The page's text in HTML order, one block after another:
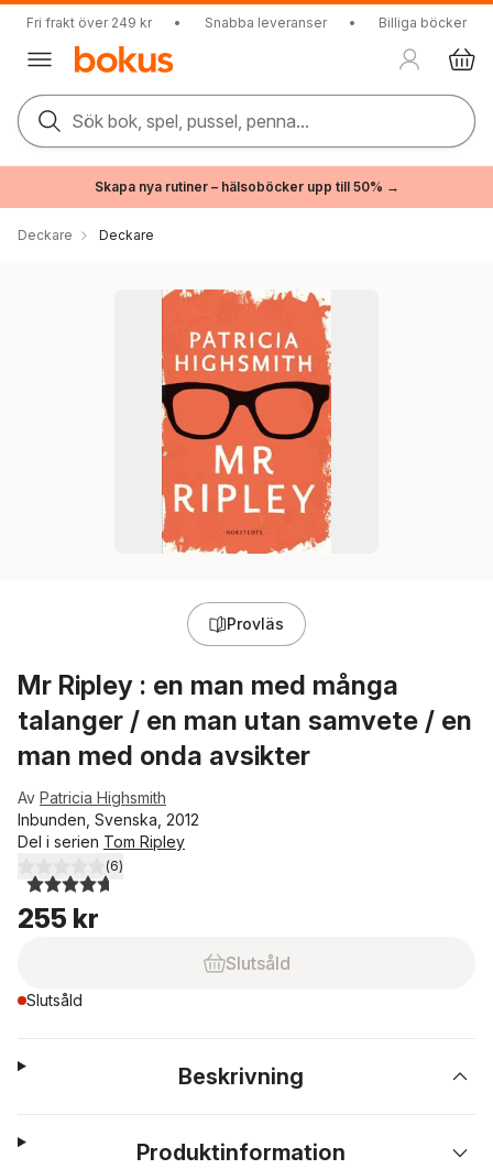
Fri frakt över 249 kr • Snabba leveranser • Billiga böcker
Sök bok, spel, pussel, penna...
Skapa nya rutiner – hälsoböcker upp till 50% →
Deckare Deckare
Provläs
Mr Ripley : en man med många
talanger / en man utan samvete / en
man med onda avsikter
Av Patricia Highsmith
Inbunden, Svenska, 2012
Del i serien Tom Ripley
4,7utav 5 stjärnor. Totalt antal röster:
(6)
255 kr
Slutsåld
Slutsåld
Beskrivning
Produktinformation